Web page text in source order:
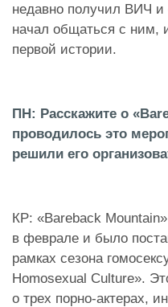
недавно получил ВИЧ и
начал общаться с ним,
первой истории.
ПН: Расскажите о
проводилось это
решили его
КР: «Bareback
в феврале и было
рамках сезона
Homosexual Culture».
о трех порно-актерах,